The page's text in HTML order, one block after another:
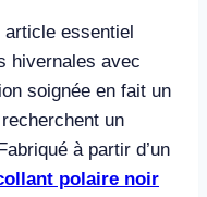
article essentiel
hivernales avec
soignée en fait un
un
à partir d’un
polaire noir